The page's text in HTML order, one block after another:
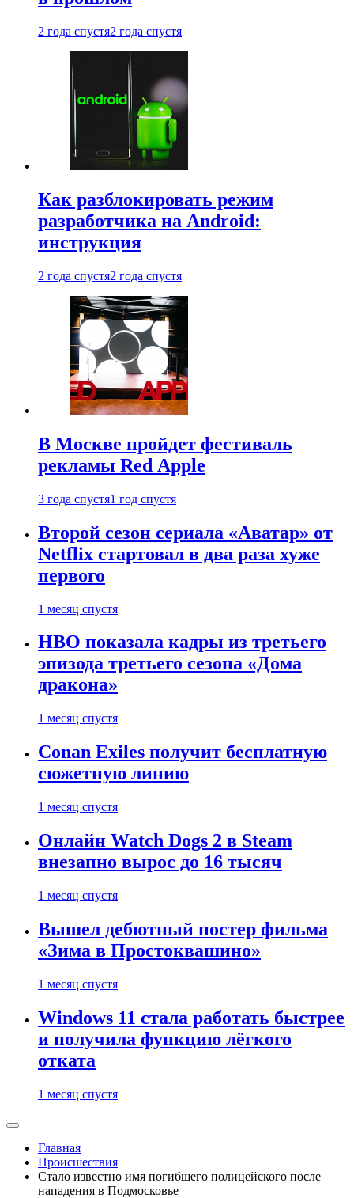
2 года спустя2 года спустя
Как разблокировать режим
разработчика на Android:
инструкция
2 года спустя2 года спустя
В Москве пройдет фестиваль
рекламы Red Apple
3 года спустя1 год спустя
Второй сезон сериала «Аватар» от
Netflix стартовал в два раза хуже
первого
1 месяц спустя
HBO показала кадры из третьего
эпизода третьего сезона «Дома
дракона»
1 месяц спустя
Conan Exiles получит бесплатную
сюжетную линию
1 месяц спустя
Онлайн Watch Dogs 2 в Steam
внезапно вырос до 16 тысяч
1 месяц спустя
Вышел дебютный постер фильма
«Зима в Простоквашино»
1 месяц спустя
Windows 11 стала работать быстрее
и получила функцию лёгкого
отката
1 месяц спустя
Главная
Происшествия
Стало известно имя погибшего полицейского после
нападения в Подмосковье